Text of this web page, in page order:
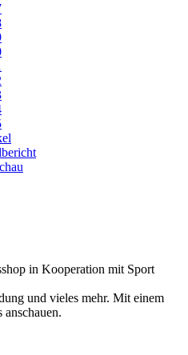
in Kooperation mit Sport
und vieles mehr. Mit einem